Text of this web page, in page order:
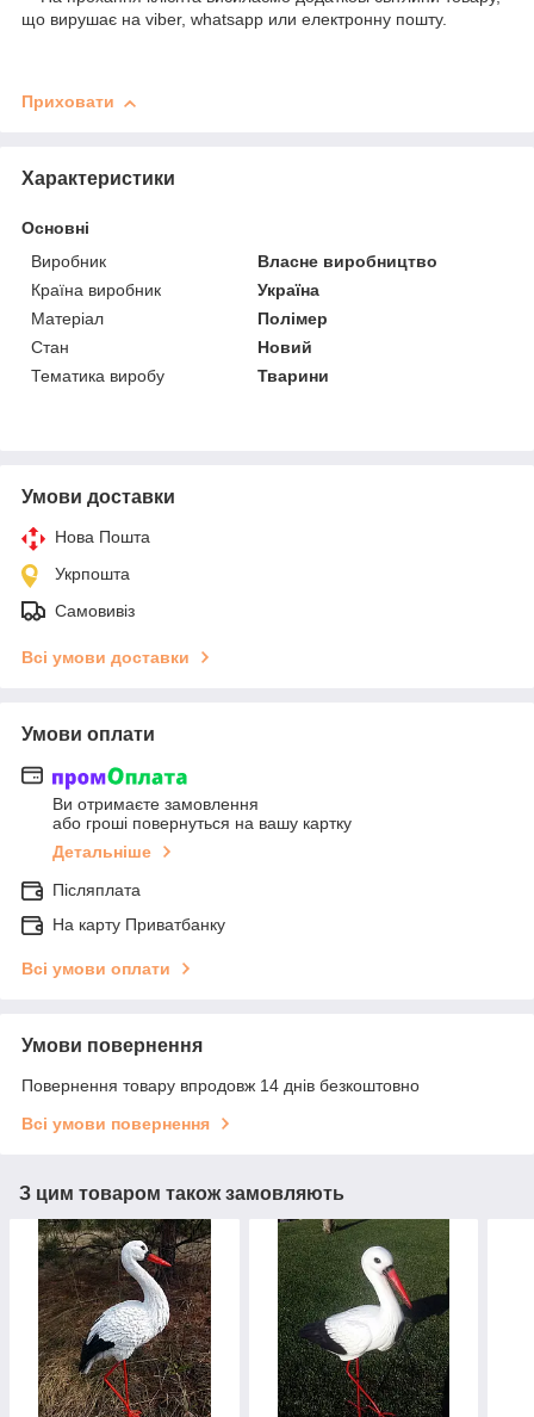
що вирушає на viber, whatsapp или електронну пошту.
Приховати
Характеристики
Основні
Виробник
Власне виробництво
Країна виробник
Україна
Матеріал
Полімер
Стан
Новий
Тематика виробу
Тварини
Умови доставки
Нова Пошта
Укрпошта
Самовивіз
Всі умови доставки
Умови оплати
Ви отримаєте замовлення
або гроші повернуться на вашу картку
Детальніше
Післяплата
На карту Приватбанку
Всі умови оплати
Умови повернення
Повернення товару впродовж 14 днів безкоштовно
Всі умови повернення
З цим товаром також замовляють